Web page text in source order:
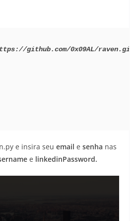
github.com/0x09AL/raven.git
e insira seu email e senha nas
e linkedinPassword.